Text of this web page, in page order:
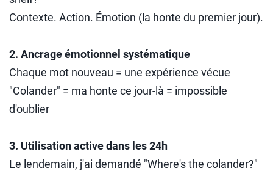
Contexte. Action. Émotion (la honte du premier jour).
2. Ancrage émotionnel systématique
Chaque mot nouveau = une expérience vécue
"Colander" = ma honte ce jour-là = impossible
d'oublier
3. Utilisation active dans les 24h
Le lendemain, j'ai demandé "Where's the colander?"